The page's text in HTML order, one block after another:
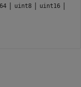
| uint8 | uint16 |